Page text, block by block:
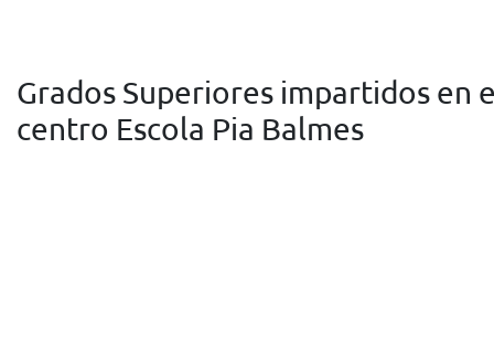
Grados Superiores impartidos en
centro Escola Pia Balmes